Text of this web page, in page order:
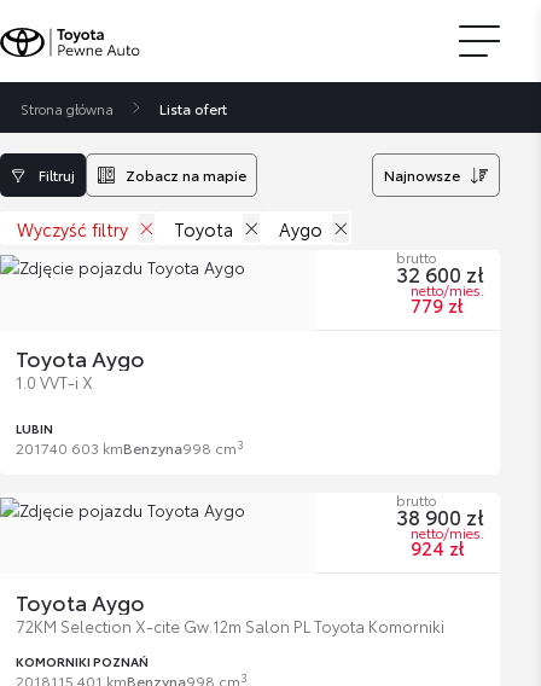
Strona główna Lista ofert
Filtruj Zobacz na mapie Najnowsze
Wyczyść filtry Toyota Aygo
Toyota Aygo
1.0 VVT-i X
LUBIN
201740 603 kmBenzyna998 cm3
brutto
32 600 zł
netto/mies.
779 zł
Toyota Aygo
72KM Selection X-cite Gw.12m Salon PL Toyota Komorniki
KOMORNIKI POZNAŃ
2018115 401 kmBenzyna998 cm3
brutto
38 900 zł
netto/mies.
924 zł